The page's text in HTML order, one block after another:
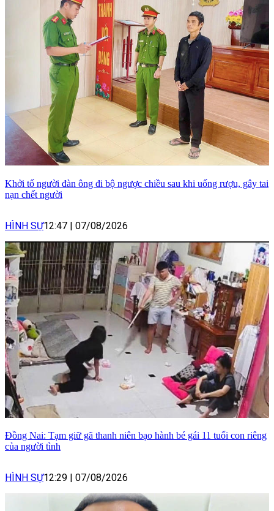
Khởi tố người đàn ông đi bộ ngược chiều sau khi uống rượu, gây tai
nạn chết người
HÌNH SỰ12:47 | 07/08/2026
Đồng Nai: Tạm giữ gã thanh niên bạo hành bé gái 11 tuổi con riêng
của người tình
HÌNH SỰ12:29 | 07/08/2026